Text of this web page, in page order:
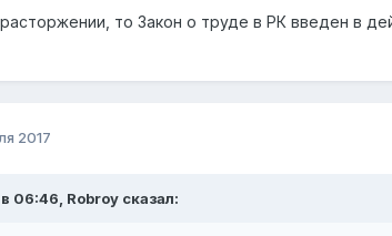
то Закон о труде в РК введен в
2017
06:46, Robroy сказал: